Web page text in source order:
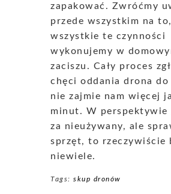
zapakować. Zwróćmy
przede wszystkim na
wszystkie te czynności
wykonujemy w
zaciszu. Cały proces
chęci oddania drona do
nie zajmie nam więcej
minut. W perspektywie
za nieużywany, ale
sprzęt, to rzeczywiście
niewiele.
Tags: skup dronów